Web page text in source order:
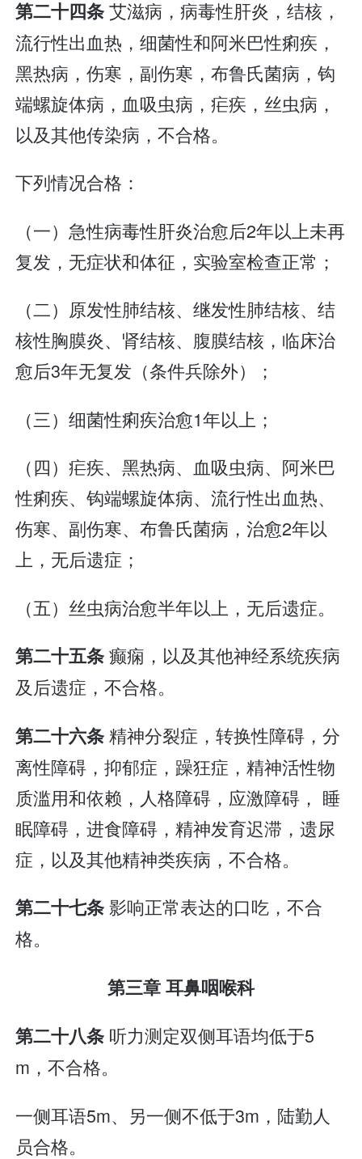
第二十四条艾滋病，病毒性肝炎，结核，
流行性出血热，细菌性和阿米巴性痢疾，
黑热病，伤寒，副伤寒，布鲁氏菌病，钩
端螺旋体病，血吸虫病，疟疾，丝虫病，
以及其他传染病，不合格。
下列情况合格：
（一）急性病毒性肝炎治愈后2年以上未再
复发，无症状和体征，实验室检查正常；
（二）原发性肺结核、继发性肺结核、结
核性胸膜炎、肾结核、腹膜结核，临床治
愈后3年无复发（条件兵除外）；
（三）细菌性痢疾治愈1年以上；
（四）疟疾、黑热病、血吸虫病、阿米巴
性痢疾、钩端螺旋体病、流行性出血热、
伤寒、副伤寒、布鲁氏菌病，治愈2年以
上，无后遗症；
（五）丝虫病治愈半年以上，无后遗症。
第二十五条癫痫，以及其他神经系统疾病
及后遗症，不合格。
第二十六条精神分裂症，转换性障碍，分
离性障碍，抑郁症，躁狂症，精神活性物
质滥用和依赖，人格障碍，应激障碍， 睡
眠障碍，进食障碍，精神发育迟滞，遗尿
症，以及其他精神类疾病，不合格。
第二十七条影响正常表达的口吃，不合
格。
第三章 耳鼻咽喉科
第二十八条 听力测定双侧耳语均低于5
m，不合格。
一侧耳语5m、另一侧不低于3m，陆勤人
员合格。